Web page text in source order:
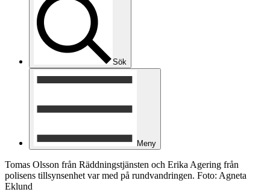
Sök
Meny
Tomas Olsson från Räddningstjänsten och Erika Agering från
polisens tillsynsenhet var med på rundvandringen. Foto: Agneta
Eklund